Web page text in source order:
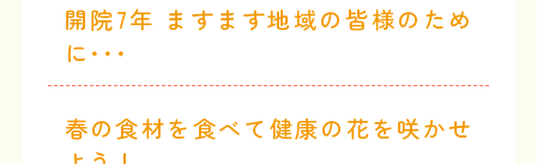
開院7年 ますます地域の皆様のため
に･･･
春の食材を食べて健康の花を咲かせ